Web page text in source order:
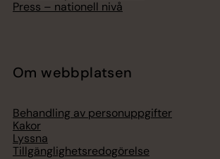
Press – nationell nivå
Om webbplatsen
Behandling av personuppgifter
Kakor
Lyssna
Tillgänglighetsredogörelse